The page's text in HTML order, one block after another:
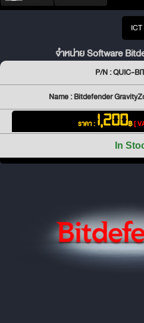
จำหน่าย Software
P/N : QUIC-
Name : Bitdefender
ราคา : 1,200฿[
In